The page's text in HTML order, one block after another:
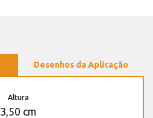
Desenhos da Aplicação
Altura
3,50 cm